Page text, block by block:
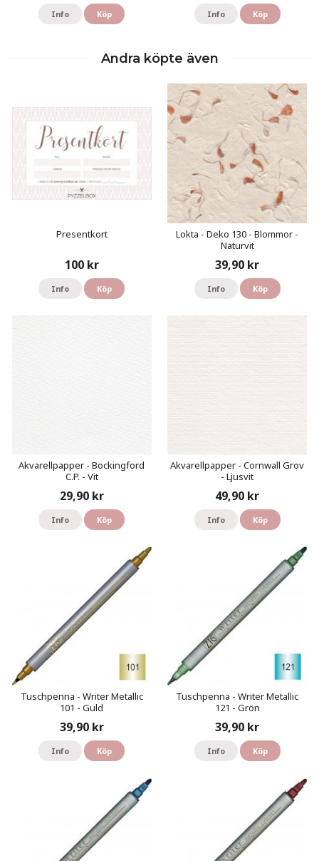
Info Köp Info Köp
Andra köpte även
Presentkort
100 kr
Info Köp
Lokta - Deko 130 - Blommor -
Naturvit
39,90 kr
Info Köp
Akvarellpapper - Bockingford
C.P. - Vit
29,90 kr
Info Köp
Akvarellpapper - Cornwall Grov
- Ljusvit
49,90 kr
Info Köp
Tuschpenna - Writer Metallic
101 - Guld
39,90 kr
Info Köp
Tuschpenna - Writer Metallic
121 - Grön
39,90 kr
Info Köp